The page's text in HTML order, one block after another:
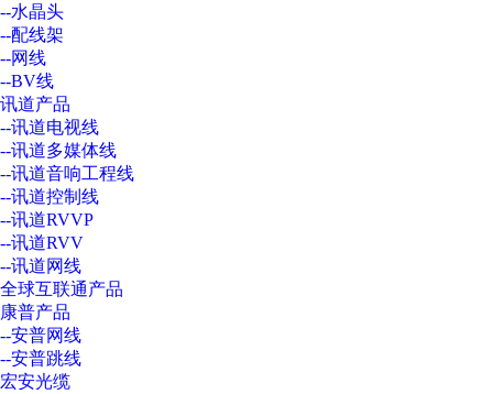
--水晶头
--配线架
--网线
--BV线
讯道产品
--讯道电视线
--讯道多媒体线
--讯道音响工程线
--讯道控制线
--讯道RVVP
--讯道RVV
--讯道网线
全球互联通产品
康普产品
--安普网线
--安普跳线
宏安光缆